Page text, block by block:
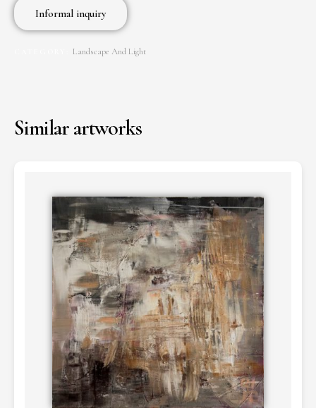
Informal inquiry
Landscape And Light
Similar artworks